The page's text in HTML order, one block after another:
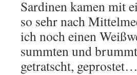
Sardinen kamen mit
so sehr nach
ich noch einen
summten und
getratscht,